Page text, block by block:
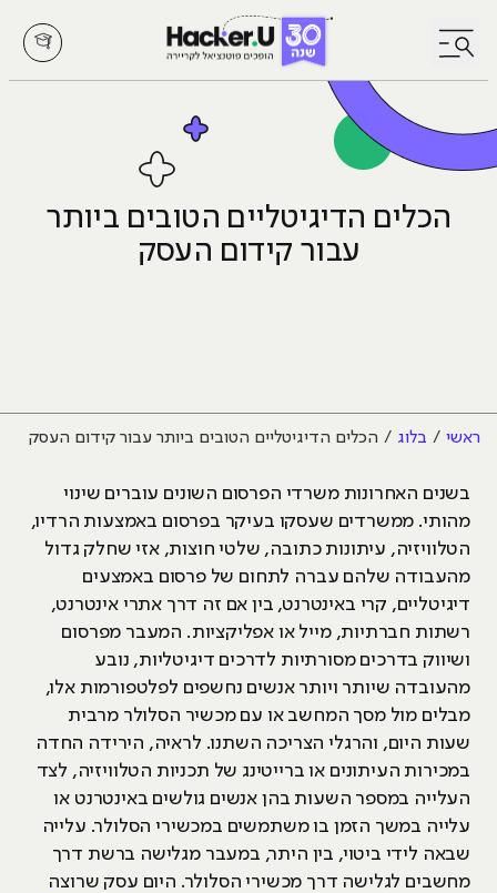
לחץ לפתיחת/סגירת תפריט
הכלים הדיגיטליים הטובים ביותר
עבור קידום העסק
ראשי בלוג הכלים הדיגיטליים הטובים ביותר עבור קידום העסק
בשנים האחרונות משרדי הפרסום השונים עוברים שינוי
מהותי. ממשרדים שעסקו בעיקר בפרסום באמצעות הרדיו,
הטלוויזיה, עיתונות כתובה, שלטי חוצות, אזי שחלק גדול
מהעבודה שלהם עברה לתחום של פרסום באמצעים
דיגיטליים, קרי באינטרנט, בין אם זה דרך אתרי אינטרנט,
רשתות חברתיות, מייל או אפליקציות. המעבר מפרסום
ושיווק בדרכים מסורתיות לדרכים דיגיטליות, נובע
מהעובדה שיותר ויותר אנשים נחשפים לפלטפורמות אלו,
מבלים מול מסך המחשב או עם מכשיר הסלולר מרבית
שעות היום, והרגלי הצריכה השתנו. לראיה, הירידה החדה
במכירות העיתונים או ברייטינג של תכניות הטלוויזיה, לצד
העלייה במספר השעות בהן אנשים גולשים באינטרנט או
עלייה במשך הזמן בו משתמשים במכשירי הסלולר. עלייה
שבאה לידי ביטוי, בין היתר, במעבר מגלישה ברשת דרך
מחשבים לגלישה דרך מכשירי הסלולר. היום עסק שרוצה